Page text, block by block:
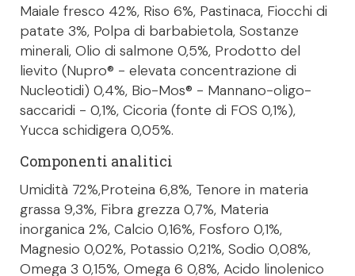
Maiale fresco 42%, Riso 6%, Pastinaca, Fiocchi di
patate 3%, Polpa di barbabietola, Sostanze
minerali, Olio di salmone 0,5%, Prodotto del
lievito (Nupro® - elevata concentrazione di
Nucleotidi) 0,4%, Bio-Mos® - Mannano-oligo-
saccaridi - 0,1%, Cicoria (fonte di FOS 0,1%),
Yucca schidigera 0,05%.
Componenti analitici
Umidità 72%,Proteina 6,8%, Tenore in materia
grassa 9,3%, Fibra grezza 0,7%, Materia
inorganica 2%, Calcio 0,16%, Fosforo 0,1%,
Magnesio 0,02%, Potassio 0,21%, Sodio 0,08%,
Omega 3 0,15%, Omega 6 0,8%, Acido linolenico